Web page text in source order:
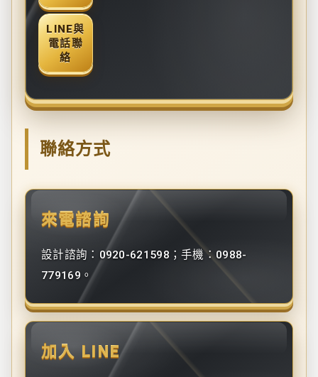
LINE與
電話聯
絡
聯絡方式
來電諮詢
設計諮詢：0920-621598；手機：0988-
779169。
加入 LINE